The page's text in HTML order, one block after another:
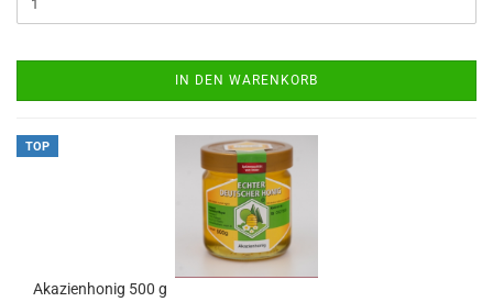
IN DEN WARENKORB
TOP
Akazienhonig 500 g